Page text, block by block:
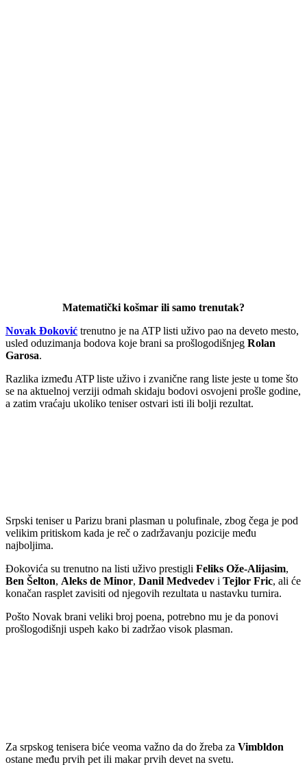
Matematički košmar ili samo trenutak?
Novak Đoković trenutno je na ATP listi uživo pao na deveto mesto,
usled oduzimanja bodova koje brani sa prošlogodišnjeg Rolan
Garosa.
Razlika između ATP liste uživo i zvanične rang liste jeste u tome što
se na aktuelnoj verziji odmah skidaju bodovi osvojeni prošle godine,
a zatim vraćaju ukoliko teniser ostvari isti ili bolji rezultat.
Srpski teniser u Parizu brani plasman u polufinale, zbog čega je pod
velikim pritiskom kada je reč o zadržavanju pozicije među
najboljima.
Đokovića su trenutno na listi uživo prestigli Feliks Ože-Alijasim,
Ben Šelton, Aleks de Minor, Danil Medvedev i Tejlor Fric, ali će
konačan rasplet zavisiti od njegovih rezultata u nastavku turnira.
Pošto Novak brani veliki broj poena, potrebno mu je da ponovi
prošlogodišnji uspeh kako bi zadržao visok plasman.
Za srpskog tenisera biće veoma važno da do žreba za Vimbldon
ostane među prvih pet ili makar prvih devet na svetu.